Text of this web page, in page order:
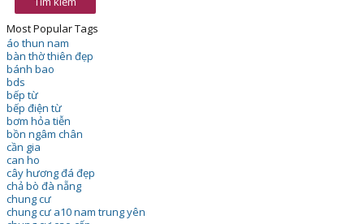
Most Popular Tags
áo thun nam
bàn thờ thiên đẹp
bánh bao
bds
bếp từ
bếp điện từ
bơm hỏa tiễn
bồn ngâm chân
cần gia
can ho
cây hương đá đẹp
chả bò đà nẵng
chung cư
chung cư a10 nam trung yên